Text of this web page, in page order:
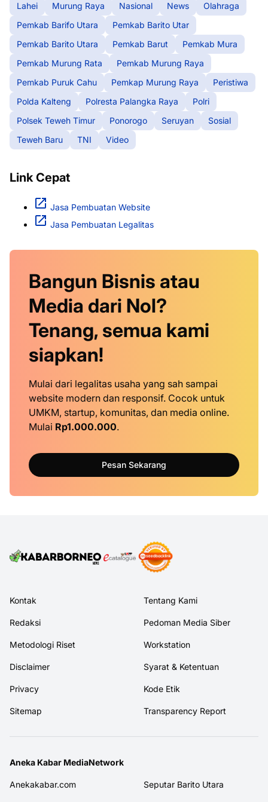
Lahei
Murung Raya Nasional News
Olahraga
Pemkab Barifo Utara
Pemkab Barito Utar
Pemkab Barito Utara
Pemkab Barut
Pemkab Mura
Pemkab Murung Rata
Pemkab Murung Raya
Pemkab Puruk Cahu
Pemkap Murung Raya
Peristiwa
Polda Kalteng
Polresta Palangka Raya
Polri
Polsek Teweh Timur
Ponorogo Seruyan
Sosial
Teweh Baru
TNI Video
Link Cepat
Jasa Pembuatan Website
Jasa Pembuatan Legalitas
Bangun Bisnis atau
Media dari Nol?
Tenang, semua kami
siapkan!
Mulai dari legalitas usaha yang sah sampai
website modern dan responsif. Cocok untuk
UMKM, startup, komunitas, dan media online.
Mulai Rp1.000.000.
Pesan Sekarang
Kontak Tentang Kami
Redaksi Pedoman Media Siber
Metodologi Riset Workstation
Disclaimer Syarat & Ketentuan
Privacy Kode Etik
Sitemap Transparency Report
Aneka Kabar MediaNetwork
Anekakabar.com Seputar Barito Utara